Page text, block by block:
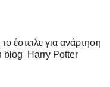
έστειλε για ανάρτηση
blog Harry Potter